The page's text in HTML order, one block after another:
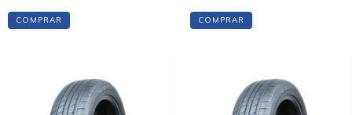
COMPRAR COMPRAR